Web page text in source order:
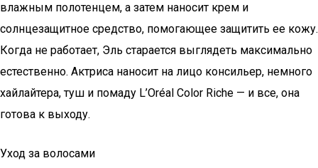
влажным полотенцем, а затем наносит крем и
солнцезащитное средство, помогающее защитить ее кожу.
Когда не работает, Эль старается выглядеть максимально
естественно. Актриса наносит на лицо консильер, немного
хайлайтера, туш и помаду L’Oréal Color Riche — и все, она
готова к выходу.
Уход за волосами